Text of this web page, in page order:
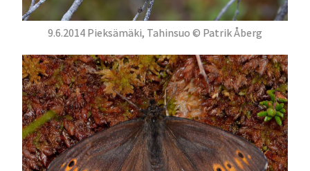
9.6.2014 Pieksämäki, Tahinsuo © Patrik Åberg